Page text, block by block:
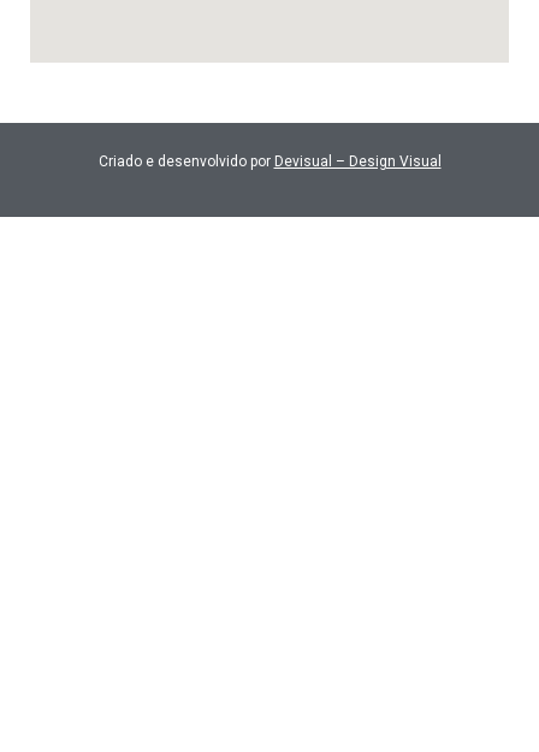
Criado e desenvolvido por Devisual – Design Visual